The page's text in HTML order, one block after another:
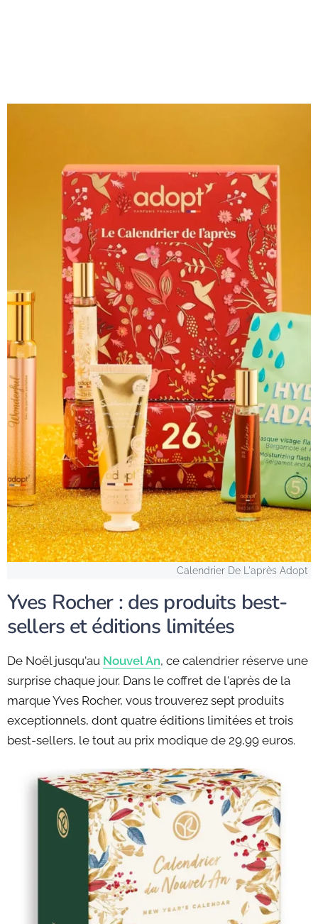
Calendrier De L'après Adopt
Yves Rocher : des produits best-
sellers et éditions limitées
De Noël jusqu'au Nouvel An, ce calendrier réserve une
surprise chaque jour. Dans le coffret de l'après de la
marque Yves Rocher, vous trouverez sept produits
exceptionnels, dont quatre éditions limitées et trois
best-sellers, le tout au prix modique de 29,99 euros.